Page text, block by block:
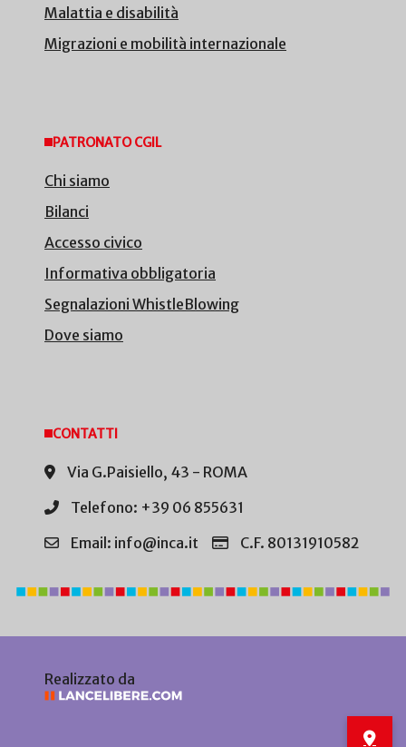
Malattia e disabilità
Migrazioni e mobilità internazionale
PATRONATO CGIL
Chi siamo
Bilanci
Accesso civico
Informativa obbligatoria
Segnalazioni WhistleBlowing
Dove siamo
CONTATTI
Via G.Paisiello, 43 - ROMA
Telefono: +39 06 855631
Email: info@inca.it
C.F. 80131910582
Realizzato da